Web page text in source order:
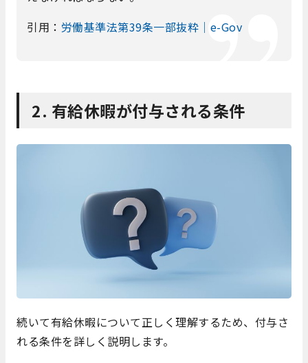
引用： 労働基準法第39条一部抜粋｜e-Gov
2. 有給休暇が付与される条件
続いて有給休暇について正しく理解するため、付与さ
れる条件を詳しく説明します。